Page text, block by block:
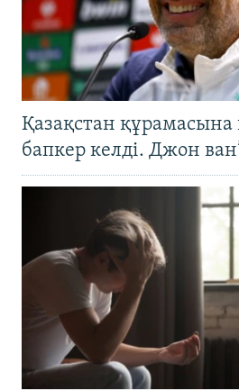
Қазақстан құрамасына
бапкер келді. Джон